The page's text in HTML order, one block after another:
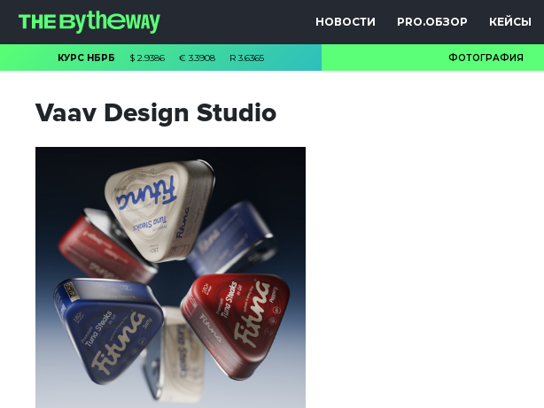
НОВОСТИ PRO.ОБЗОР КЕЙСЫ
КУРС НБРБ $2.9386 € 3.3908 R3.6365 ФОТОГРАФИЯ
Vaav Design Studio